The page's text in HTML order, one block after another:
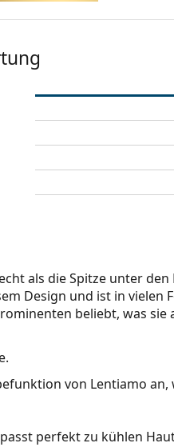
als die Spitze unter
Design und ist in vielen
beliebt, was
von Lentiamo an,
perfekt zu kühlen